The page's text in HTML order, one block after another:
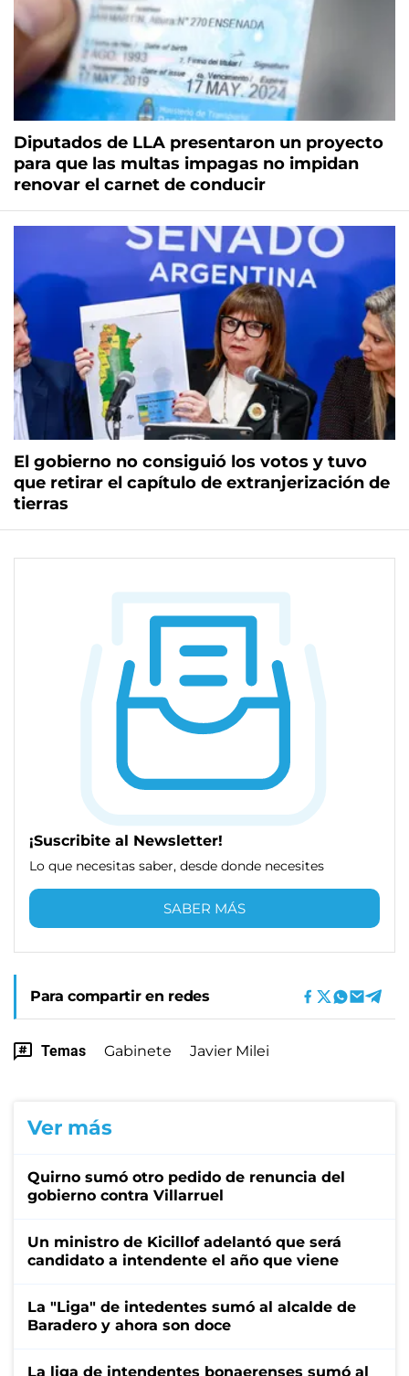
Diputados de LLA presentaron un proyecto
para que las multas impagas no impidan
renovar el carnet de conducir
El gobierno no consiguió los votos y tuvo
que retirar el capítulo de extranjerización de
tierras
¡Suscribite al Newsletter!
Lo que necesitas saber, desde donde necesites
SABER MÁS
Para compartir en redes
Temas Gabinete Javier Milei
Ver más
Quirno sumó otro pedido de renuncia del
gobierno contra Villarruel
Un ministro de Kicillof adelantó que será
candidato a intendente el año que viene
La "Liga" de intedentes sumó al alcalde de
Baradero y ahora son doce
La liga de intendentes bonaerenses sumó al